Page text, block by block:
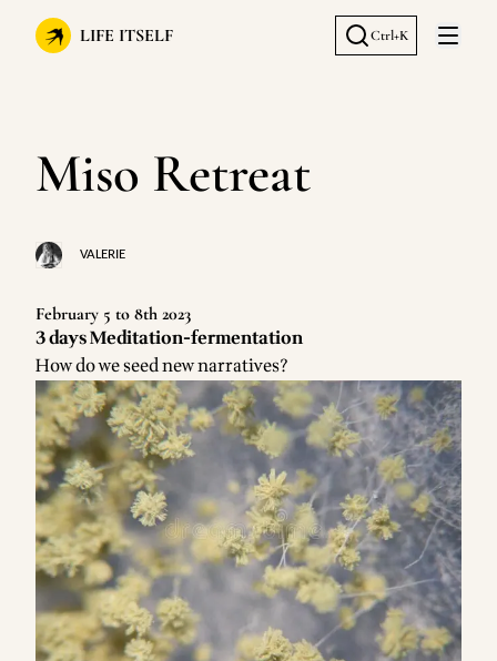
LIFE ITSELF Ctrl+K
Open
Miso Retreat
VALERIE
February 5 to 8th 2023
3 days Meditation-fermentation
How do we seed new narratives?